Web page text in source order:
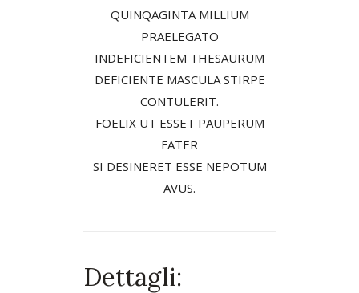
QUINQAGINTA MILLIUM
PRAELEGATO
INDEFICIENTEM THESAURUM
DEFICIENTE MASCULA STIRPE
CONTULERIT.
FOELIX UT ESSET PAUPERUM
FATER
SI DESINERET ESSE NEPOTUM
AVUS.
Dettagli: